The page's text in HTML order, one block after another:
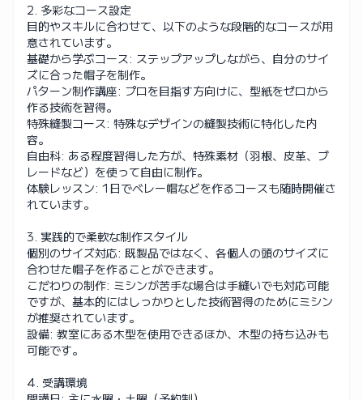
2. 多彩なコース設定
目的やスキルに合わせて、以下のような段階的なコースが用
意されています。
基礎から学ぶコース: ステップアップしながら、自分のサイ
ズに合った帽子を制作。
パターン制作講座: プロを目指す方向けに、型紙をゼロから
作る技術を習得。
特殊縫製コース: 特殊なデザインの縫製技術に特化した内
容。
自由科: ある程度習得した方が、特殊素材（羽根、皮革、ブ
レードなど）を使って自由に制作。
体験レッスン: 1日でベレー帽などを作るコースも随時開催さ
れています。
3. 実践的で柔軟な制作スタイル
個別のサイズ対応: 既製品ではなく、各個人の頭のサイズに
合わせた帽子を作ることができます。
こだわりの制作: ミシンが苦手な場合は手縫いでも対応可能
ですが、基本的にはしっかりとした技術習得のためにミシン
が推奨されています。
設備: 教室にある木型を使用できるほか、木型の持ち込みも
可能です。
4. 受講環境